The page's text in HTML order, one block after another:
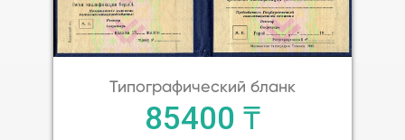
Типографический бланк
85400 ₸